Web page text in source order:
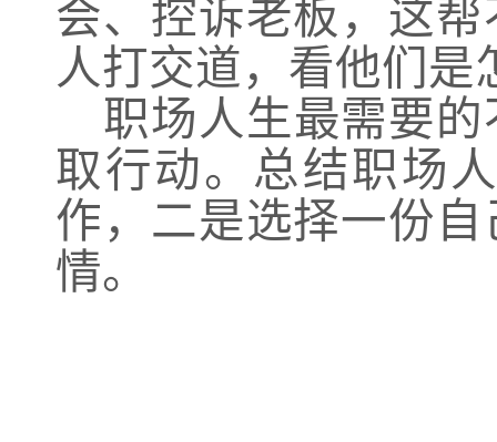
会、控诉老板，这
人打交道，看他们
职场人生最需要
取行动。总结职场
作，二是选择一份
情。